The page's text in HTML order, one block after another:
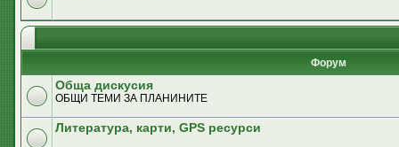
Форум
Обща дискусия
ОБЩИ ТЕМИ ЗА ПЛАНИНИТЕ
Литература, карти, GPS ресурси